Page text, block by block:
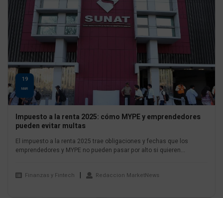
19
MAR
Impuesto a la renta 2025: cómo MYPE y emprendedores
pueden evitar multas
El impuesto a la renta 2025 trae obligaciones y fechas que los
emprendedores y MYPE no pueden pasar por alto si quieren...
Finanzas y Fintech Redaccion MarketNews